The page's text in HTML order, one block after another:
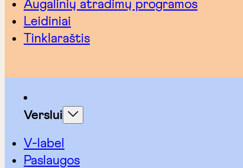
Augalinių atradimų programos
Leidiniai
Tinklaraštis
Verslui
V-label
Paslaugos